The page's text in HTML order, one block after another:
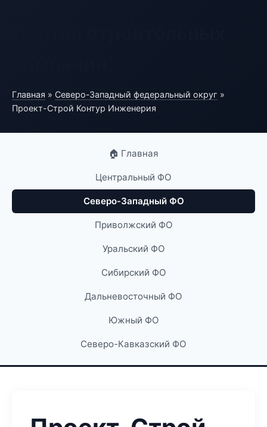
Главная » Северо-Западный федеральный округ »
Проект-Строй Контур Инженерия
🏠 Главная
Центральный ФО
Северо-Западный ФО
Приволжский ФО
Уральский ФО
Сибирский ФО
Дальневосточный ФО
Южный ФО
Северо-Кавказский ФО